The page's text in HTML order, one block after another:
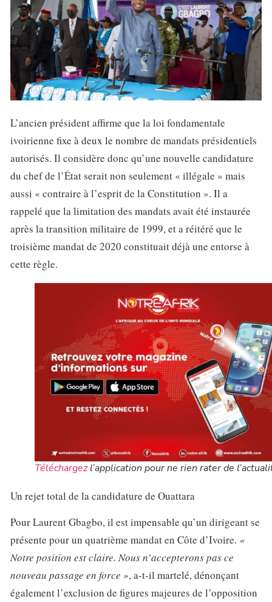
L’ancien président affirme que la loi fondamentale
ivoirienne fixe à deux le nombre de mandats présidentiels
autorisés. Il considère donc qu’une nouvelle candidature
du chef de l’État serait non seulement « illégale » mais
aussi « contraire à l’esprit de la Constitution ». Il a
rappelé que la limitation des mandats avait été instaurée
après la transition militaire de 1999, et a réitéré que le
troisième mandat de 2020 constituait déjà une entorse à
cette règle.
Téléchargezl’application pour ne rien rater de
Un rejet total de la candidature de Ouattara
Pour Laurent Gbagbo, il est impensable qu’un dirigeant se
présente pour un quatrième mandat en Côte d’Ivoire. «
Notre position est claire. Nous n’accepterons pas ce
nouveau passage en force », a-t-il martelé, dénonçant
également l’exclusion de figures majeures de l’opposition